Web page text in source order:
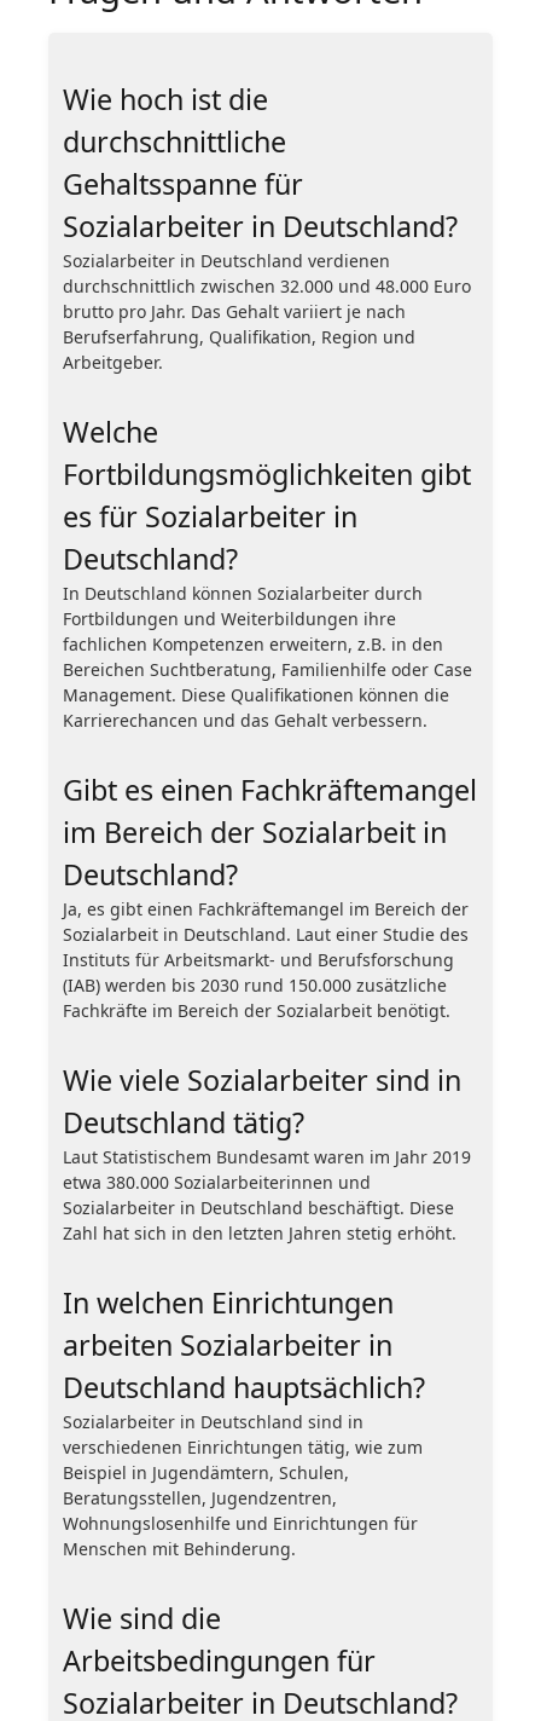
Wie hoch ist die
durchschnittliche
Gehaltsspanne für
Sozialarbeiter in Deutschland?
Sozialarbeiter in Deutschland verdienen
durchschnittlich zwischen 32.000 und 48.000 Euro
brutto pro Jahr. Das Gehalt variiert je nach
Berufserfahrung, Qualifikation, Region und
Arbeitgeber.
Welche
Fortbildungsmöglichkeiten gibt
es für Sozialarbeiter in
Deutschland?
In Deutschland können Sozialarbeiter durch
Fortbildungen und Weiterbildungen ihre
fachlichen Kompetenzen erweitern, z.B. in den
Bereichen Suchtberatung, Familienhilfe oder Case
Management. Diese Qualifikationen können die
Karrierechancen und das Gehalt verbessern.
Gibt es einen Fachkräftemangel
im Bereich der Sozialarbeit in
Deutschland?
Ja, es gibt einen Fachkräftemangel im Bereich der
Sozialarbeit in Deutschland. Laut einer Studie des
Instituts für Arbeitsmarkt- und Berufsforschung
(IAB) werden bis 2030 rund 150.000 zusätzliche
Fachkräfte im Bereich der Sozialarbeit benötigt.
Wie viele Sozialarbeiter sind in
Deutschland tätig?
Laut Statistischem Bundesamt waren im Jahr 2019
etwa 380.000 Sozialarbeiterinnen und
Sozialarbeiter in Deutschland beschäftigt. Diese
Zahl hat sich in den letzten Jahren stetig erhöht.
In welchen Einrichtungen
arbeiten Sozialarbeiter in
Deutschland hauptsächlich?
Sozialarbeiter in Deutschland sind in
verschiedenen Einrichtungen tätig, wie zum
Beispiel in Jugendämtern, Schulen,
Beratungsstellen, Jugendzentren,
Wohnungslosenhilfe und Einrichtungen für
Menschen mit Behinderung.
Wie sind die
Arbeitsbedingungen für
Sozialarbeiter in Deutschland?